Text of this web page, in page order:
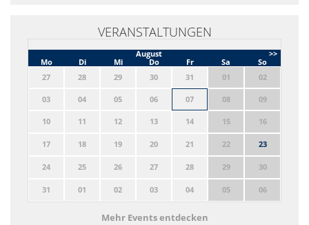
VERANSTALTUNGEN
>>
August
Mo
Di Mi Do Fr Sa
So
27
28 29 30 31 01 02
03 04 05 06 07 08 09
10 11 12 13 14 15 16
17 18 19 20 21 22 23
24 25 26 27 28 29 30
31 01 02 03 04 05 06
Mehr Events entdecken